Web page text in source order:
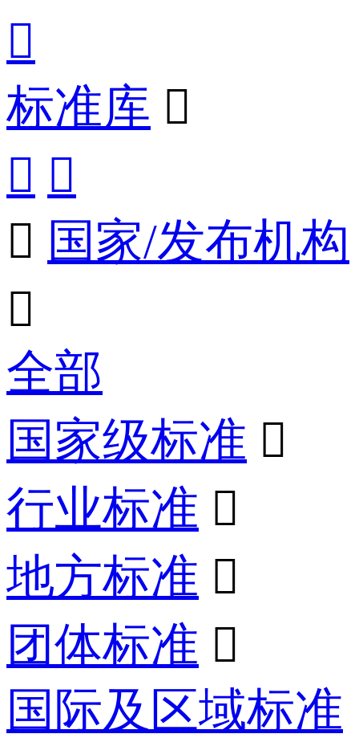

标准库 
 
 国家/发布机构

全部
国家级标准 
行业标准 
地方标准 
团体标准 
国际及区域标准